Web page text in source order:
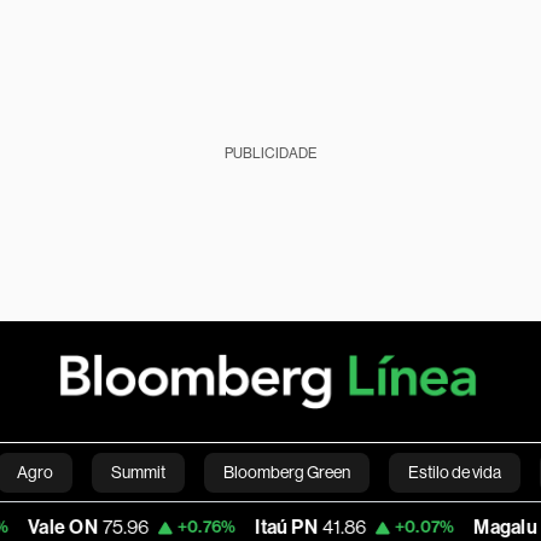
PUBLICIDADE
Agro Summit Bloomberg Green Estilo de vida
pessoais Viagens Internacional Brasil
75.96 +0.76% Itaú PN 41.86 +0.07% Magalu 4.34 -